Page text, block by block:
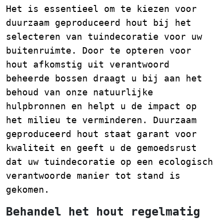
Het is essentieel om te kiezen voor
duurzaam geproduceerd hout bij het
selecteren van tuindecoratie voor uw
buitenruimte. Door te opteren voor
hout afkomstig uit verantwoord
beheerde bossen draagt u bij aan het
behoud van onze natuurlijke
hulpbronnen en helpt u de impact op
het milieu te verminderen. Duurzaam
geproduceerd hout staat garant voor
kwaliteit en geeft u de gemoedsrust
dat uw tuindecoratie op een ecologisch
verantwoorde manier tot stand is
gekomen.
Behandel het hout regelmatig